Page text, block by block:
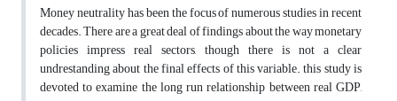
Money neutrality has been the focus of numerous studies in recent
decades. There are a great deal of findings about the way monetary
policies impress real sectors, though there is not a clear
undrestanding about the final effects of this variable. this study is
devoted to examine the long run relationship between real GDP,